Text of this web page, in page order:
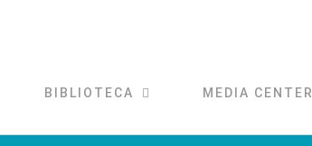
BIBLIOTECA MEDIA CENTER